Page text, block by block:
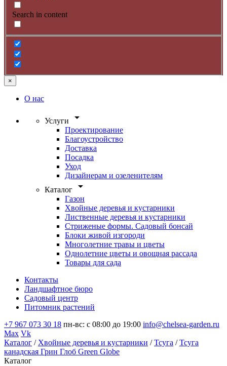
Search in content
×
О нас
Услуги arrow_drop_down
Проектирование
Благоустройство
Доставка
Посадка
Уход
Дизайнерам и озеленителям
Каталог
arrow_drop_down
Газон
Хвойные деревья и кустарники
Лиственные деревья и кустарники
Стриженые формы. Садовый бонсай
Блоки живой изгороди
Многолетние травы и цветы
Однолетние цветы и овощная рассада
Товары для сада
Контакты
Ландшафтное бюро
Садовый центр
Питомник растений
+7 967 073 30 18 пн-вс: с 08:00 до 19:00 info@chelsea-garden.ru
Max Vk
Каталог / Хвойные деревья и кустарники /Тсуга /Тсуга
канадская Грин Глоб Green Globe
Каталог